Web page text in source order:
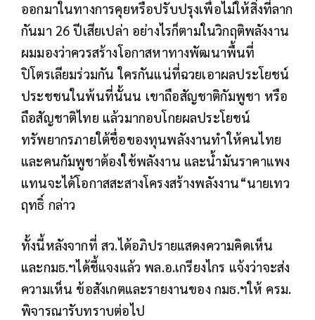
ออกมาในทางการคุยหรือปรับปรุงเพื่อไม่ให้สิ่งที่ลาก
กันมา 26 ปีเสียเปล่า อย่างไรก็ตามในวิกฤติพลังงาน
ผมมองว่าควรสร้างโอกาสหาทางพัฒนาพื้นที่
ปิโตรเลียมร่วมกัน ใครกันแน่ที่ฉวยเอาผลประโยชน์
ประชชนในพ้นที่นั้นน เขาถือสัญชาติกัมพูชา หรือ
ถือสัญชาติไทย แล้วมากอบโกยผลประโยชน์
ทรัพยากรภายใต้ชื่อของทุนพลังงานทำให้คนไทย
และคนกัมพูชาต้องใช้พลังงาน และน้ำมันราคาแพง
แทนจะได้โอกาสสะสางโครงสร้างพลังงาน“นายเทว
ฤทธิ์ กล่าว
ทั้งนี้หลังจากที่ สว.ได้อภิปรายแสดงความคิดเห็น
และกมธ.ฯได้ชี้แจงแล้ว พล.อ.เกรียงไกร แจ้งว่าจะส่ง
ความเห็น ข้อสังเกตและรายงานของ กมธ.ฯให้ ครม.
พิจารณารับทราบต่อไป